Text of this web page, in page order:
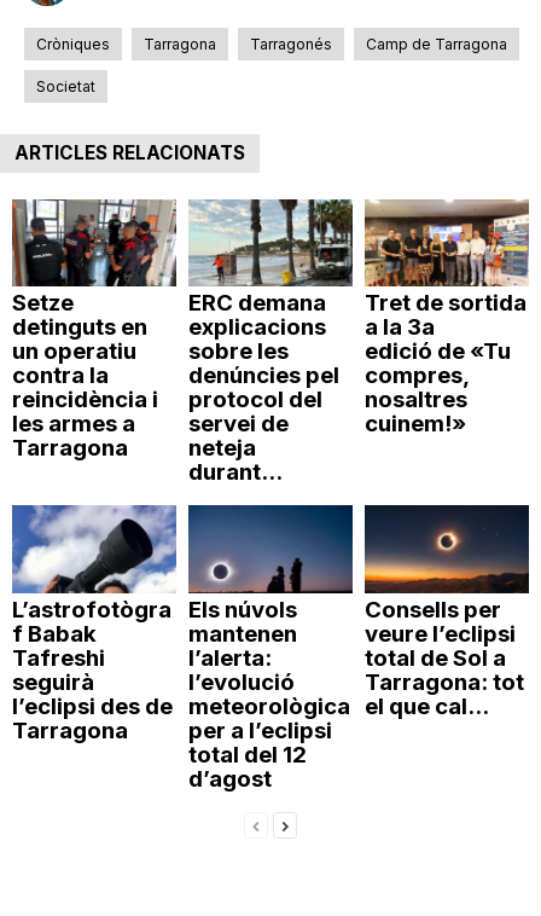
Cròniques Tarragona Tarragonés Camp de Tarragona
Societat
ARTICLES RELACIONATS
Setze
detinguts en
un operatiu
contra la
reincidència i
les armes a
Tarragona
ERC demana
explicacions
sobre les
denúncies pel
protocol del
servei de
neteja
durant...
Tret de sortida
a la 3a
edició de «Tu
compres,
nosaltres
cuinem!»
L’astrofotògra
f Babak
Tafreshi
seguirà
l’eclipsi des de
Tarragona
Els núvols
mantenen
l’alerta:
l’evolució
meteorològica
per a l’eclipsi
total del 12
d’agost
Consells per
veure l’eclipsi
total de Sol a
Tarragona: tot
el que cal...